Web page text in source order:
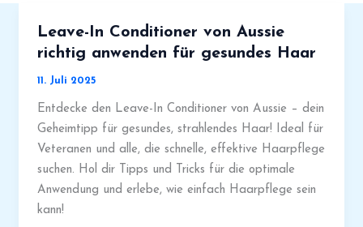
Leave-In Conditioner von Aussie
richtig anwenden für gesundes Haar
11. Juli 2025
Entdecke den Leave-In Conditioner von Aussie – dein
Geheimtipp für gesundes, strahlendes Haar! Ideal für
Veteranen und alle, die schnelle, effektive Haarpflege
suchen. Hol dir Tipps und Tricks für die optimale
Anwendung und erlebe, wie einfach Haarpflege sein
kann!